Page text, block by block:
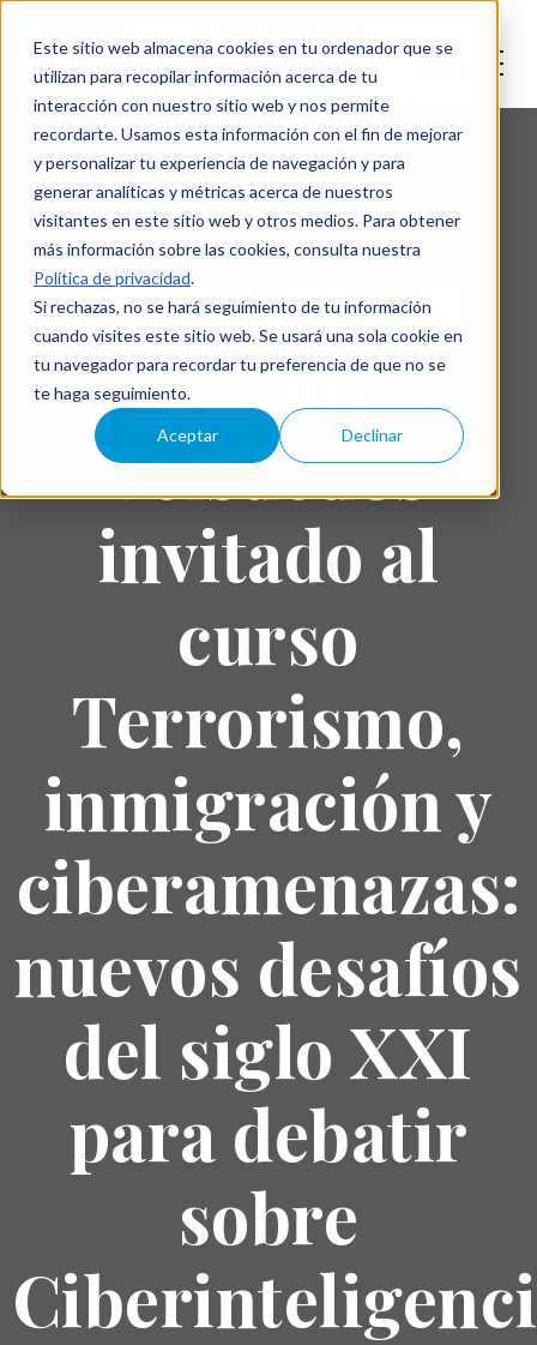
Este sitio web almacena cookies en tu ordenador que se
utilizan para recopilar información acerca de tu
interacción con nuestro sitio web y nos permite
recordarte. Usamos esta información con el fin de mejorar
y personalizar tu experiencia de navegación y para
generar analíticas y métricas acerca de nuestros
visitantes en este sitio web y otros medios. Para obtener
más información sobre las cookies, consulta nuestra
Política de privacidad.
Si rechazas, no se hará seguimiento de tu información
cuando visites este sitio web. Se usará una sola cookie en
tu navegador para recordar tu preferencia de que no se
te haga seguimiento.
Aceptar Declinar
EVENTS CIBERINTELIGENCIA
Carlos
Seisdedos
invitado al
curso
Terrorismo,
inmigración y
ciberamenazas:
nuevos desafíos
del siglo XXI
para debatir
sobre